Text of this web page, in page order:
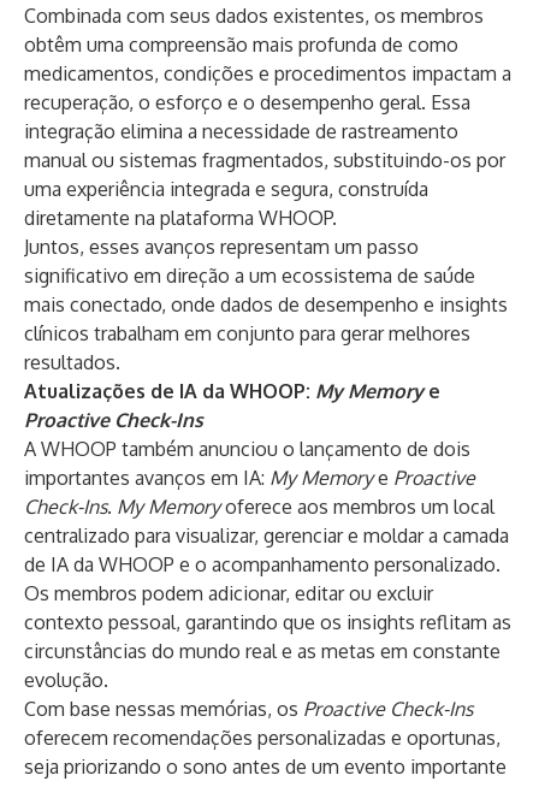
Combinada com seus dados existentes, os membros
obtêm uma compreensão mais profunda de como
medicamentos, condições e procedimentos impactam a
recuperação, o esforço e o desempenho geral. Essa
integração elimina a necessidade de rastreamento
manual ou sistemas fragmentados, substituindo-os por
uma experiência integrada e segura, construída
diretamente na plataforma WHOOP.
Juntos, esses avanços representam um passo
significativo em direção a um ecossistema de saúde
mais conectado, onde dados de desempenho e insights
clínicos trabalham em conjunto para gerar melhores
resultados.
Atualizações de IA da WHOOP: My Memorye
Proactive Check-Ins
A WHOOP também anunciou o lançamento de dois
importantes avanços em IA: My Memorye Proactive
Check-Ins. My Memoryoferece aos membros um local
centralizado para visualizar, gerenciar e moldar a camada
de IA da WHOOP e o acompanhamento personalizado.
Os membros podem adicionar, editar ou excluir
contexto pessoal, garantindo que os insights reflitam as
circunstâncias do mundo real e as metas em constante
evolução.
Com base nessas memórias, os Proactive Check-Ins
oferecem recomendações personalizadas e oportunas,
seja priorizando o sono antes de um evento importante